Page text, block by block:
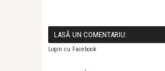
LASĂ UN COMENTARIU:
Login cu Facebook